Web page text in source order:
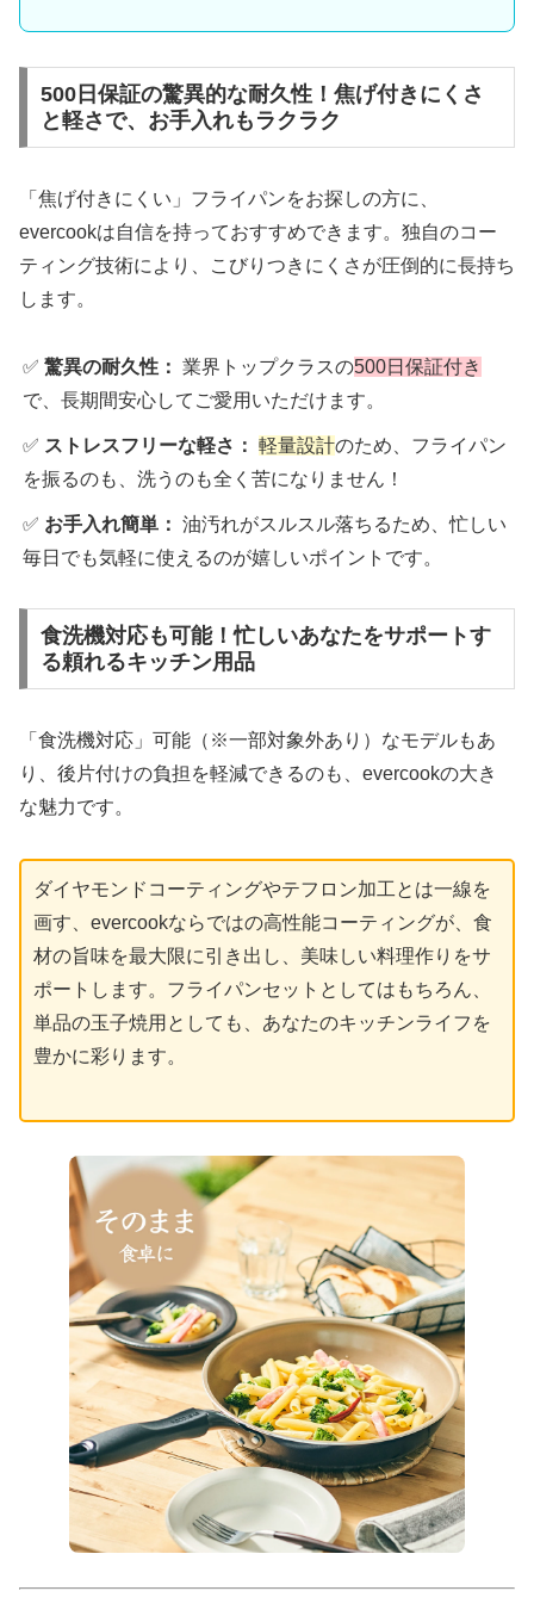
500日保証の驚異的な耐久性！焦げ付きにくさ
と軽さで、お手入れもラクラク
「焦げ付きにくい」フライパンをお探しの方に、
evercookは自信を持っておすすめできます。独自のコー
ティング技術により、こびりつきにくさが圧倒的に長持ち
します。
✅驚異の耐久性： 業界トップクラスの500日保証付き
で、長期間安心してご愛用いただけます。
✅ ストレスフリーな軽さ： 軽量設計のため、フライパン
を振るのも、洗うのも全く苦になりません！
✅ お手入れ簡単： 油汚れがスルスル落ちるため、忙しい
毎日でも気軽に使えるのが嬉しいポイントです。
食洗機対応も可能！忙しいあなたをサポートす
る頼れるキッチン用品
「食洗機対応」可能（※一部対象外あり）なモデルもあ
り、後片付けの負担を軽減できるのも、evercookの大き
な魅力です。
ダイヤモンドコーティングやテフロン加工とは一線を
画す、evercookならではの高性能コーティングが、食
材の旨味を最大限に引き出し、美味しい料理作りをサ
ポートします。フライパンセットとしてはもちろん、
単品の玉子焼用としても、あなたのキッチンライフを
豊かに彩ります。